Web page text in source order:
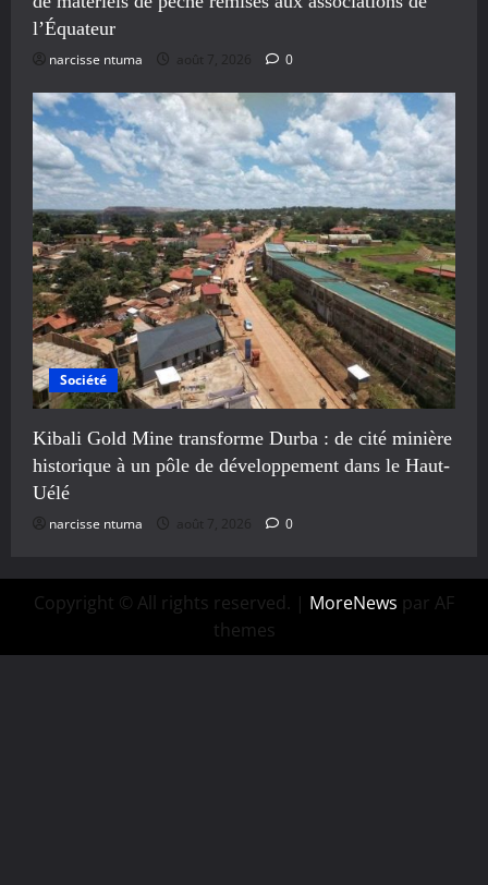
l’Équateur
narcisse ntuma août 7, 2026 0
Société
Kibali Gold Mine transforme Durba : de cité minière
historique à un pôle de développement dans le Haut-
Uélé
narcisse ntuma août 7, 2026 0
Copyright © All rights reserved. | MoreNews par AF
themes